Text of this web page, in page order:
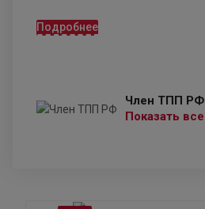
Подробнее
Член ТПП РФ
Показать все